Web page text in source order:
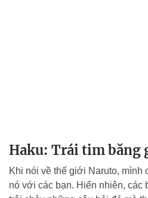
Haku: Trái tim băng
Khi nói về thế giới Naruto, mình
nó với các bạn. Hiển nhiên, các